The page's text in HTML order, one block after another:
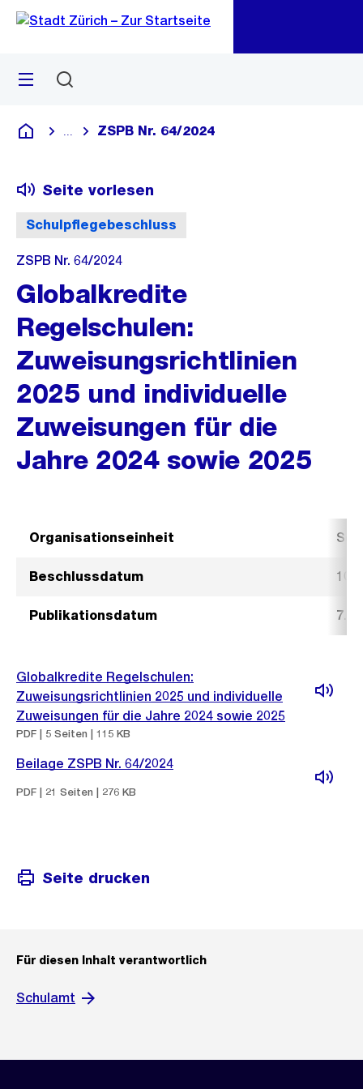
Navigation
Sprunglink
Menü
Deutsch
Blende alle Breadcrumbs ein
ZSPB Nr. 64/2024
Schulpflegebeschluss
Seite vorlesen
ZSPB Nr. 64/2024
Globalkredite
Regelschulen:
Zuweisungsrichtlinien
2025 und individuelle
Zuweisungen für die
Jahre 2024 sowie 2025
Organisationseinheit
Beschlussdatum 10.
Publikationsdatum 7.
Globalkredite Regelschulen:
Zuweisungsrichtlinien 2025 und individuelle
Zuweisungen für die Jahre 2024 sowie 2025
PDF | 5 Seiten | 115 KB
Beilage ZSPB Nr. 64/2024
PDF | 21 Seiten | 276 KB
Seite drucken
Für diesen Inhalt verantwortlich
Schulamt